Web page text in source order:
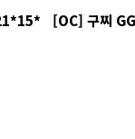
[OC] 구찌